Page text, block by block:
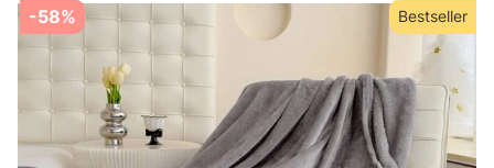
-58% Bestseller